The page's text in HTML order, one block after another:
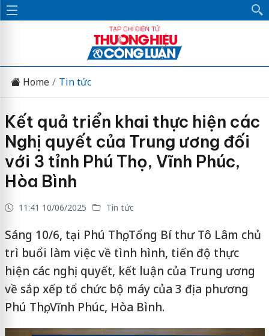
Home Tin tức
Kết quả triển khai thực hiện các
Nghị quyết của Trung ương đối
với 3 tỉnh Phú Thọ, Vĩnh Phúc,
Hòa Bình
11:41 10/06/2025 Tin tức
Sáng 10/6, tại Phú Thọ, Tổng Bí thư Tô Lâm chủ
trì buổi làm việc về tình hình, tiến độ thực
hiện các nghị quyết, kết luận của Trung ương
về sắp xếp tổ chức bộ máy của 3 địa phương
Phú Thọ, Vĩnh Phúc, Hòa Bình.